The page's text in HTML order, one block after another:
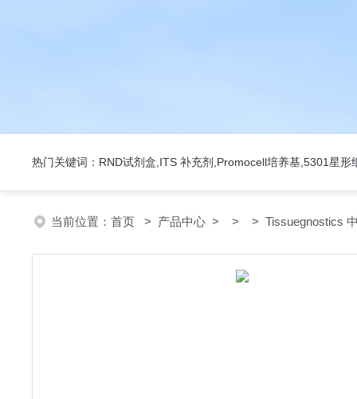
热门关键词：RND试剂盒,ITS 补充剂,Promocell培养基,5301星形
当前位置： 首页 > 产品中心 > > > Tissuegnostics 中